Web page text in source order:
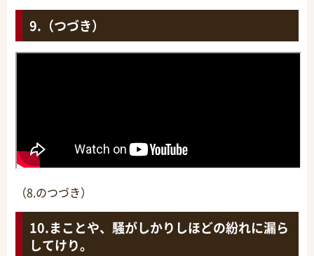
（つづき）
（8.のつづき）
まことや、騒がしかりしほどの紛れに漏ら
してけり。